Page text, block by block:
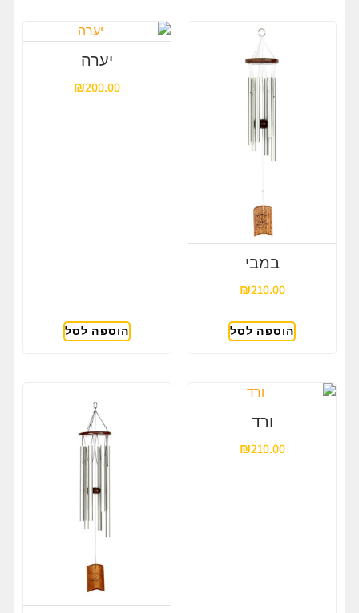
במבי
₪210.00
הוספה לסל
יערה
₪200.00
הוספה לסל
ורד
₪210.00